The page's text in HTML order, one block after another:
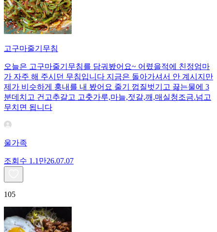
고구마줄기무침
오늘은 고구마줄기무침를 담궈봤어요~ 어렸을적에 친정엄마
가 자주 해 주시던 무침입니다 지금은 돌아가셔서 안 계시지만
제가 비슷하게 훙내를 내 봤어요 줄기 껍질벗기고 끓는물에 3
분데치고 건고추갈고 고춧가루,마늘,젓갈,깨,매실청조금.넘고
무치면 됩니다
울가족
조회수 1.1만26.07.07
105